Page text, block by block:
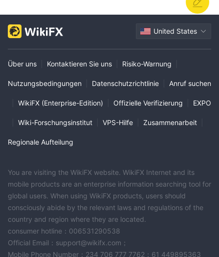
United States
Über uns Kontaktieren Sie uns Risiko-Warnung
Nutzungsbedingungen Datenschutzrichtlinie Anruf suchen
WikiFX (Enterprise-Edition) Offizielle Verifizierung EXPO
Wiki-Forschungsinstitut VPS-Hilfe Zusammenarbeit
Regionale Aufteilung
You are visiting the WikiFX website. WikiFX Internet and its
mobile products are an enterprise information searching tool for
global users. When using WikiFX products, users should
consciously abide by the relevant laws and regulations of the
country and region where they are located.
consumer hotline：006531290538
Official Email：support@wikifx.com；
Mobile Phone Number：234 706 777 7762；61 449895363